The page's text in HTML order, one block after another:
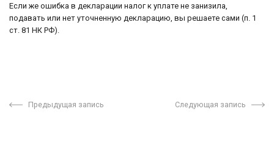
Если же ошибка в декларации налог к уплате не занизила,
подавать или нет уточненную декларацию, вы решаете сами (п. 1
ст. 81 НК РФ).
Предыдущая запись Следующая запись